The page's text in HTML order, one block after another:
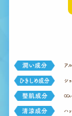
ア
シ
CICA
ハ